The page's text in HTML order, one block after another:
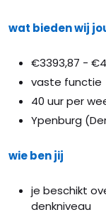
wat bieden wij
€3393,87 -
vaste functie
40 uur per
Ypenburg
wie ben jij
je beschikt
denkniveau